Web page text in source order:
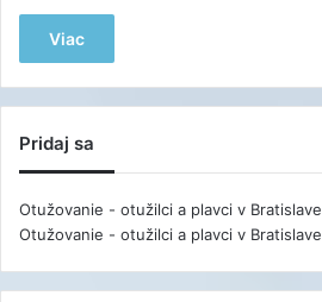
Viac
Pridaj sa
Otužovanie - otužilci a plavci v Bratislave
Otužovanie - otužilci a plavci v Bratislave